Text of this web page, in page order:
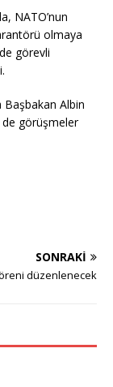
NATO’nun
olmaya
görevli
Albin
de görüşmeler
SONRAKI
düzenlenecek